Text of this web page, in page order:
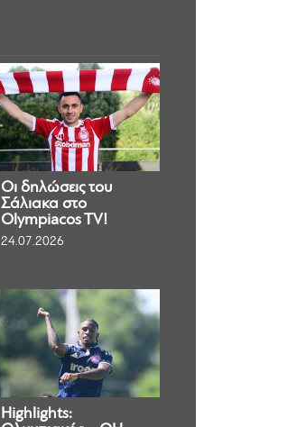
Οι δηλώσεις του
Σάλιακα στο
Olympiacos TV!
24.07.2026
Highlights: